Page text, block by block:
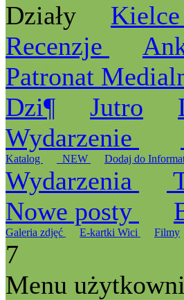
Działy
Recenzje
Patronat
Dzi¶
Jutro
Wydarzenie
Katalog _NEW Dodaj do
Wydarzenia
Nowe posty
Galeria zdjęć E-kartki Wici Filmy
7
Menu